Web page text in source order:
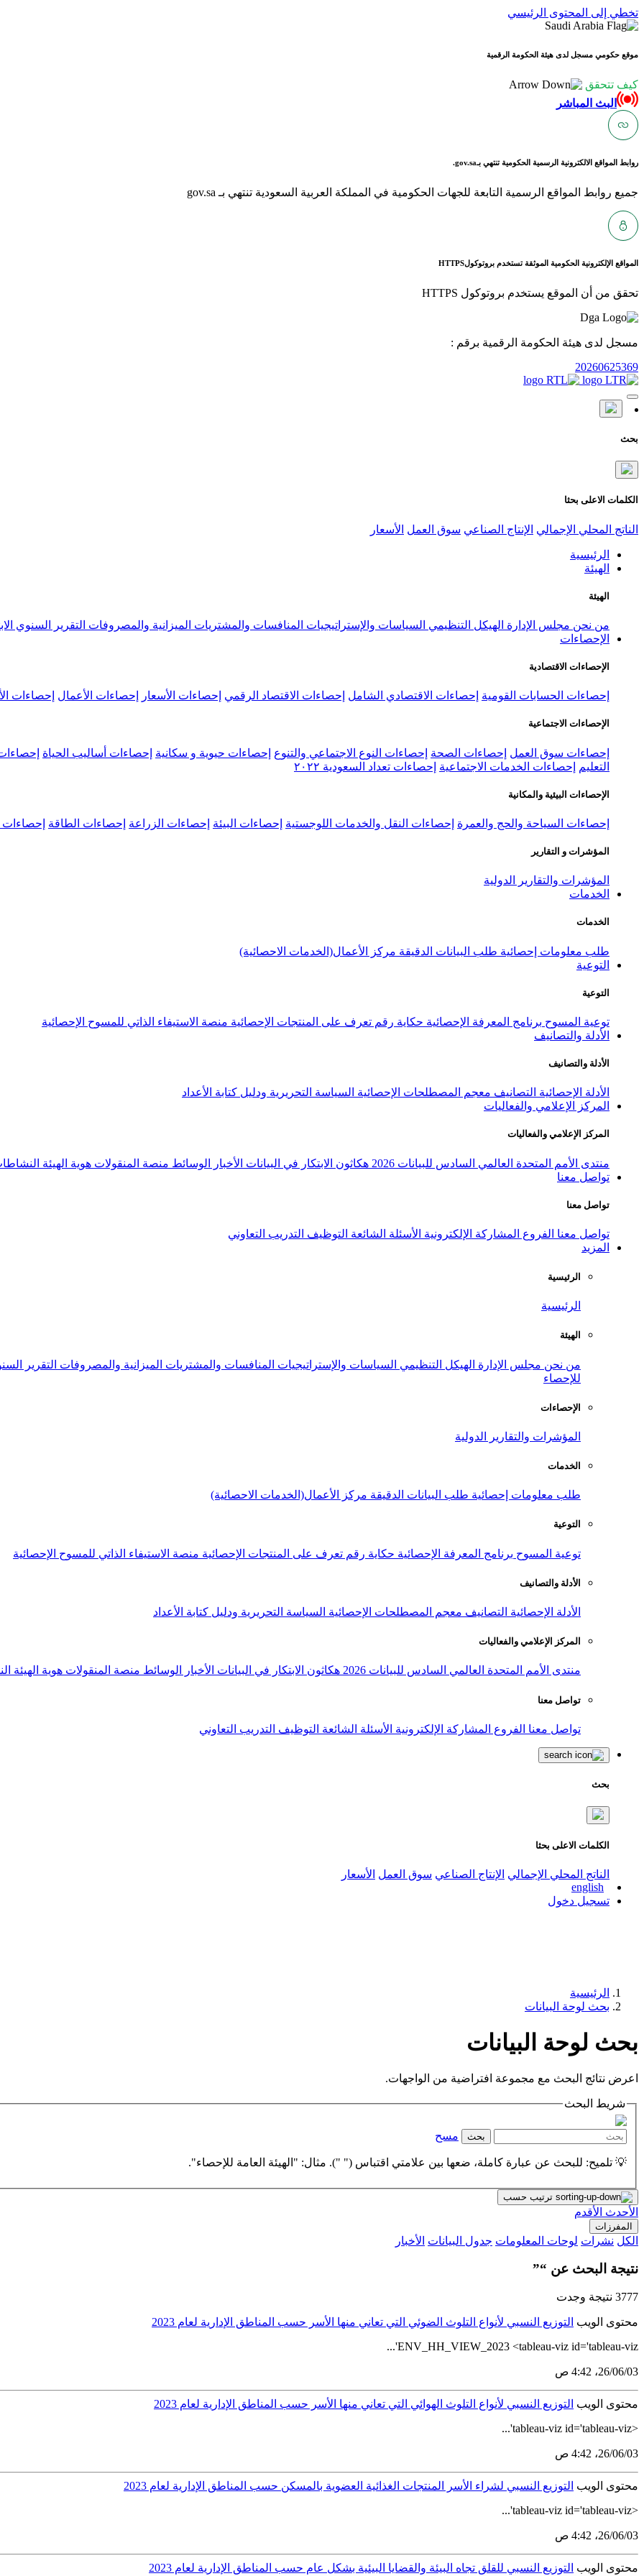
تخطي إلى المحتوى الرئيسي
موقع حكومي مسجل لدى هيئة الحكومة الرقمية
كيف تتحقق
البث المباشر
روابط المواقع الالكترونية الرسمية الحكومية تنتهي بـgov.sa.
جميع روابط المواقع الرسمية التابعة للجهات الحكومية في المملكة العربية السعودية تنتهي بـ gov.sa
المواقع الإلكترونية الحكومية الموثقة تستخدم بروتوكولHTTPS
تحقق من أن الموقع يستخدم بروتوكول HTTPS
مسجل لدى هيئة الحكومة الرقمية برقم :
20260625369
بحث
الكلمات الاعلى بحثا
الناتج المحلي الإجمالي الإنتاج الصناعي سوق العمل الأسعار
الرئيسية
الهيئة
الهيئة
من نحن مجلس الإدارة الهيكل التنظيمي السياسات والإستراتيجيات المنافسات والمشتريات الميزانية والمصروفات التقرير السنوي
الإحصاءات
الإحصاءات الاقتصادية
إحصاءات الحسابات القومية إحصاءات الاقتصادي الشامل إحصاءات الاقتصاد الرقمي إحصاءات الأسعار إحصاءات الأعمال إحصاءات
الإحصاءات الاجتماعية
إحصاءات سوق العمل إحصاءات الصحة إحصاءات النوع الاجتماعي والتنوع إحصاءات حيوية و سكانية إحصاءات أساليب الحياة
التعليم
إحصاءات الخدمات الاجتماعية إحصاءات تعداد السعودية ٢٠٢٢
الإحصاءات البيئية والمكانية
إحصاءات السياحة والحج والعمرة إحصاءات النقل والخدمات اللوجستية إحصاءات البيئة إحصاءات الزراعة إحصاءات الطاقة إحصاءات
المؤشرات و التقارير
المؤشرات والتقارير الدولية
الخدمات
الخدمات
طلب معلومات إحصائية طلب البيانات الدقيقة مركز الأعمال(الخدمات الاحصائية)
التوعية
التوعية
توعية المسوح برنامج المعرفة الإحصائية حكاية رقم تعرف على المنتجات الإحصائية منصة الاستيفاء الذاتي للمسوح الإحصائية
الأدلة والتصانيف
الأدلة والتصانيف
الأدلة الإحصائية التصانيف معجم المصطلحات الإحصائية السياسة التحريرية ودليل كتابة الأعداد
المركز الإعلامي والفعاليات
المركز الإعلامي والفعاليات
منتدى الأمم المتحدة العالمي السادس للبيانات 2026 هكاثون الابتكار في البيانات الأخبار الوسائط منصة المنقولات هوية الهيئة
تواصل معنا
تواصل معنا
تواصل معنا الفروع المشاركة الإلكترونية الأسئلة الشائعة التوظيف التدريب التعاوني
المزيد
الرئيسية
الرئيسية
الهيئة
من نحن مجلس الإدارة الهيكل التنظيمي السياسات والإستراتيجيات المنافسات والمشتريات الميزانية والمصروفات التقرير
للإحصاء
الإحصاءات
المؤشرات والتقارير الدولية
الخدمات
طلب معلومات إحصائية طلب البيانات الدقيقة مركز الأعمال(الخدمات الاحصائية)
التوعية
توعية المسوح برنامج المعرفة الإحصائية حكاية رقم تعرف على المنتجات الإحصائية منصة الاستيفاء الذاتي للمسوح الإحصائية
الأدلة والتصانيف
الأدلة الإحصائية التصانيف معجم المصطلحات الإحصائية السياسة التحريرية ودليل كتابة الأعداد
المركز الإعلامي والفعاليات
منتدى الأمم المتحدة العالمي السادس للبيانات 2026 هكاثون الابتكار في البيانات الأخبار الوسائط منصة المنقولات هوية الهيئة
تواصل معنا
تواصل معنا الفروع المشاركة الإلكترونية الأسئلة الشائعة التوظيف التدريب التعاوني
بحث
الكلمات الاعلى بحثا
الناتج المحلي الإجمالي الإنتاج الصناعي سوق العمل الأسعار
english
تسجيل دخول
الرئيسية
بحث لوحة البيانات
بحث لوحة البيانات
اعرض نتائج البحث مع مجموعة افتراضية من الواجهات.
شريط البحث
بحث مسح
💡 تلميح: للبحث عن عبارة كاملة، ضعها بين علامتي اقتباس (" "). مثال: "الهيئة العامة للإحصاء".
ترتيب حسب
الأحدث الأقدم
المفرزات
الكل نشرات لوحات المعلومات جدول البيانات الأخبار
نتيجة البحث عن “”
3777 نتيجة وجدت
محتوى الويب التوزيع النسبي لأنواع التلوث الضوئي التي تعاني منها الأسر حسب المناطق الإدارية لعام 2023
ENV_HH_VIEW_2023 <tableau-viz id='tableau-viz'...
03‏/06‏/26، 4:42 ص
محتوى الويب التوزيع النسبي لأنواع التلوث الهوائي التي تعاني منها الأسر حسب المناطق الإدارية لعام 2023
<tableau-viz id='tableau-viz'...
03‏/06‏/26، 4:42 ص
محتوى الويب التوزيع النسبي لشراء الأسر المنتجات الغذائية العضوية بالمسكن حسب المناطق الإدارية لعام 2023
<tableau-viz id='tableau-viz'...
03‏/06‏/26، 4:42 ص
محتوى الويب التوزيع النسبي للقلق تجاه البيئة والقضايا البيئية بشكل عام حسب المناطق الإدارية لعام 2023